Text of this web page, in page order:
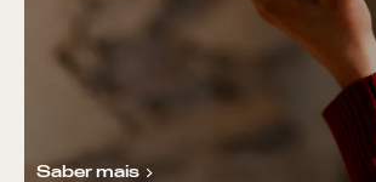
Saber mais